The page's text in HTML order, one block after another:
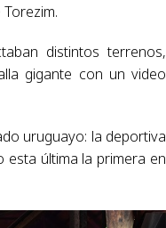
distintos terrenos,
gigante con un video
uruguayo: la deportiva
esta última la primera en